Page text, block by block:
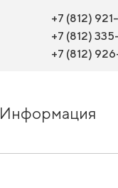
+7 (812)
+7 (812)
+7 (812)
Информация